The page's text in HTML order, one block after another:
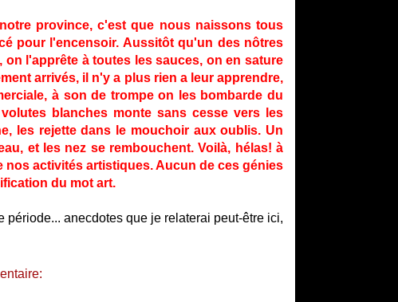
province, c'est que nous naissons tous
pour l'encensoir. Aussitôt qu'un des nôtres
l'apprête à toutes les sauces, on en sature
arrivés, il n'y a plus rien a leur apprendre,
à son de trompe on les bombarde du
blanches monte sans cesse vers les
les rejette dans le mouchoir aux oublis. Un
et les nez se rembouchent. Voilà, hélas! à
activités artistiques. Aucun de ces génies
du mot art.
anecdotes que je relaterai peut-être ici,